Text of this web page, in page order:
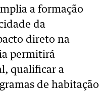
a formação
da
direto na
permitirá
qualificar a
de habitação